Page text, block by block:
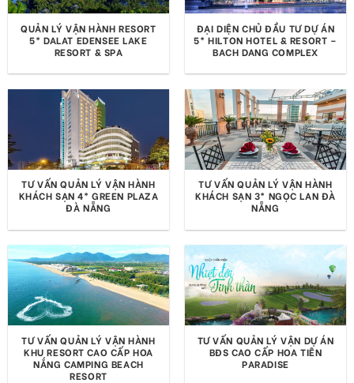
QUẢN LÝ VẬN HÀNH RESORT
5* DALAT EDENSEE LAKE
RESORT & SPA
ĐẠI DIỆN CHỦ ĐẦU TƯ DỰ ÁN
5* HILTON HOTEL & RESORT –
BACH DANG COMPLEX
TƯ VẤN QUẢN LÝ VẬN HÀNH
KHÁCH SẠN 4* GREEN PLAZA
ĐÀ NẴNG
TƯ VẤN QUẢN LÝ VẬN HÀNH
KHÁCH SẠN 3* NGỌC LAN ĐÀ
NẴNG
TƯ VẤN QUẢN LÝ VẬN HÀNH
KHU RESORT CAO CẤP HOA
NẮNG CAMPING BEACH
RESORT
TƯ VẤN QUẢN LÝ VẬN DỰ ÁN
BĐS CAO CẤP HOA TIÊN
PARADISE